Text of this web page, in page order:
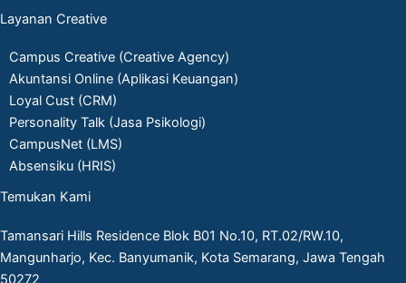
Layanan Creative
Campus Creative (Creative Agency)
Akuntansi Online (Aplikasi Keuangan)
Loyal Cust (CRM)
Personality Talk (Jasa Psikologi)
CampusNet (LMS)
Absensiku (HRIS)
Temukan Kami
Tamansari Hills Residence Blok B01 No.10, RT.02/RW.10,
Mangunharjo, Kec. Banyumanik, Kota Semarang, Jawa Tengah
50272